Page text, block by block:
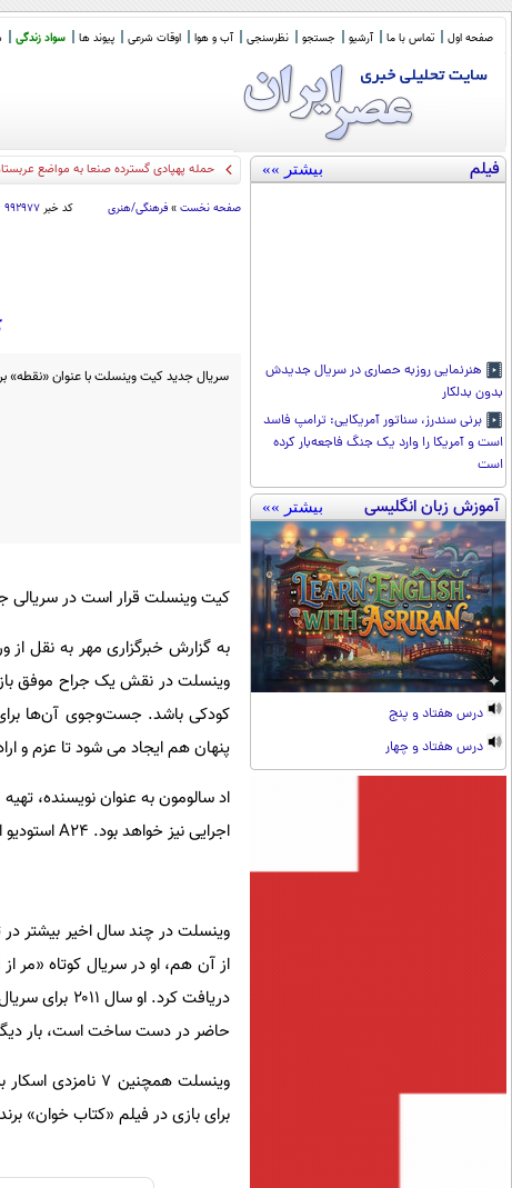
صفحه اول تماس با ما آرشیو جستجو نظرسنجی آب و هوا اوقات شرعی پیوند ها سواد زندگی
فیلم بیشتر »»
هنرنمایی روزبه حصاری در سریال جدیدش
بدون بدلکار
برنی سندرز، سناتور آمریکایی: ترامپ فاسد
است و آمریکا را وارد یک جنگ فاجعه‌بار کرده
است
آموزش زبان انگلیسی بیشتر »»
درس هفتاد و پنج
درس هفتاد و چهار
حمله پهپادی گسترده صنعا به مواضع
صفحه نخست » فرهنگی/هنری کد خبر ۹۹۲۹۷۷
سریال جدید کیت وینسلت با عنوان «نقطه»
کیت وینسلت قرار است در
به گزارش خبرگزاری مهر به نقل
وینسلت در نقش یک جراح موفق
کودکی باشد. جست‌وجوی آن‌ها
پنهان هم ایجاد می شود تا عزم و
اد سالومون به عنوان نویسنده،
اجرایی نیز خواهد بود. A۲۴ استودیو اصلی برای تولید سریال است.
وینسلت در چند سال اخیر بیشتر در
از آن هم، او در سریال کوتاه «مر
دریافت
حاضر در دست ساخت است، بار
برای بازی در فیلم «کتاب خوان»